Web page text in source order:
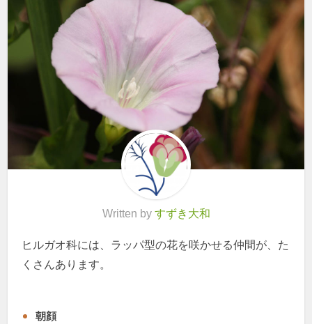
Written by すずき大和
ヒルガオ科には、ラッパ型の花を咲かせる仲間が、た
くさんあります。
朝顔